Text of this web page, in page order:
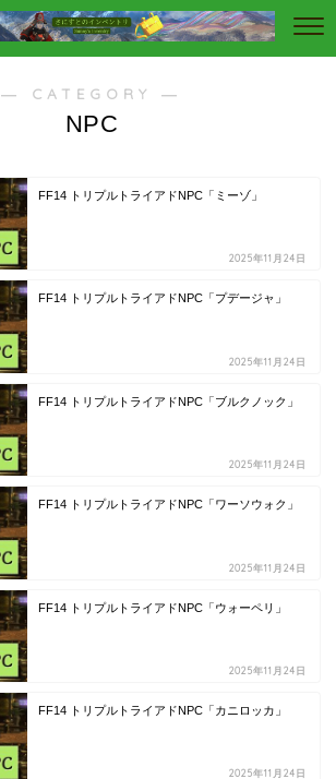
― CATEGORY ―
NPC
FF14 トリプルトライアドNPC「ミーゾ」
2025年11月24日
FF14 トリプルトライアドNPC「プデージャ」
2025年11月24日
FF14 トリプルトライアドNPC「ブルクノック」
2025年11月24日
FF14 トリプルトライアドNPC「ワーソウォク」
2025年11月24日
FF14 トリプルトライアドNPC「ウォーペリ」
2025年11月24日
FF14 トリプルトライアドNPC「カニロッカ」
2025年11月24日